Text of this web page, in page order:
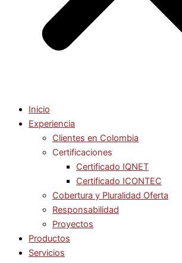
Inicio
Experiencia
Clientes en Colombia
Certificaciones
Certificado IQNET
Certificado ICONTEC
Cobertura y Pluralidad Oferta
Responsabilidad
Proyectos
Productos
Servicios